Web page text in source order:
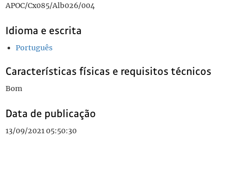
APOC/Cx085/Alb026/004
Idioma e escrita
Português
Características físicas e requisitos técnicos
Bom
Data de publicação
13/09/2021 05:50:30